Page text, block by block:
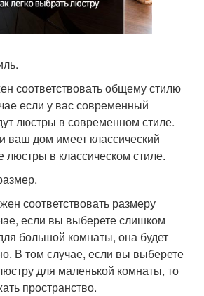
соответствовать общему стилю
если у вас современный
люстры в современном стиле.
ваш дом имеет классический
люстры в классическом стиле.
соответствовать размеру
если вы выберете слишком
большой комнаты, она будет
В том случае, если вы выберете
для маленькой комнаты, то
пространство.